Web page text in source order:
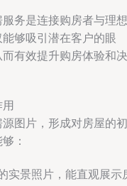
务是连接购房者与理想
够吸引潜在客户的眼
有效提升购房体验和决
图片，形成对房屋的初
：
实景照片，能直观展示